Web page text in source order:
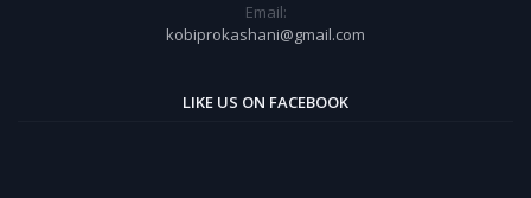
Email:
kobiprokashani@gmail.com
LIKE US ON FACEBOOK